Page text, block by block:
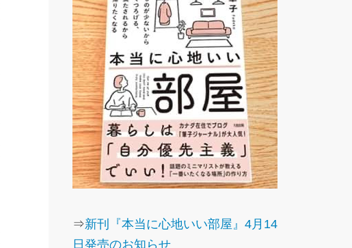
⇒新刊『本当に心地いい部屋』4月14
日発売のお知らせ